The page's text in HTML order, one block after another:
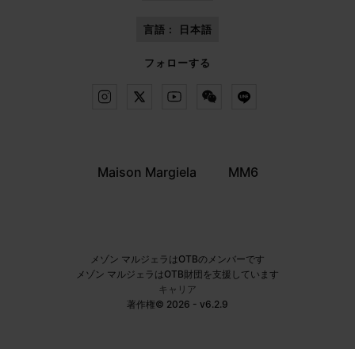
言語 : 日本語
フォローする
Maison Margiela MM6
メゾン マルジェラはOTBのメンバーです
メゾン マルジェラはOTB財団を支援しています
キャリア
著作権© 2026 - v6.2.9